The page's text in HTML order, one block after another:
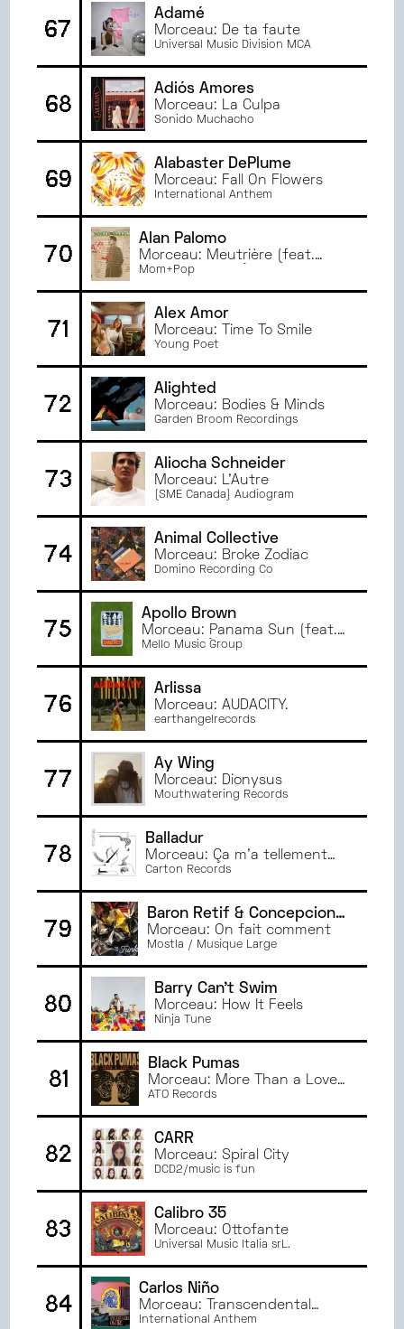
67
Adamé
Morceau: De ta faute
Universal Music Division MCA
68
Adiós Amores
Morceau: La Culpa
Sonido Muchacho
69
Alabaster DePlume
Morceau: Fall On Flowers
International Anthem
70
Alan Palomo
Morceau: Meutrière (feat.
Flore Benguigui)
Mom+Pop
71
Alex Amor
Morceau: Time To Smile
Young Poet
72
Alighted
Morceau: Bodies & Minds
Garden Broom Recordings
73
Aliocha Schneider
Morceau: L'Autre
(SME Canada) Audiogram
74
Animal Collective
Morceau: Broke Zodiac
Domino Recording Co
75
Apollo Brown
Morceau: Panama Sun (feat.
Marv Won)
Mello Music Group
76
Arlissa
Morceau: AUDACITY.
earthangelrecords
77
Ay Wing
Morceau: Dionysus
Mouthwatering Records
78
Balladur
Morceau: Ça m'a tellement
manqué
Carton Records
79
Baron Retif & Concepcion
Perez
Morceau: On fait comment
Mostla / Musique Large
80
Barry Can't Swim
Morceau: How It Feels
Ninja Tune
81
Black Pumas
Morceau: More Than a Love
Song
ATO Records
82
CARR
Morceau: Spiral City
DCD2/music is fun
83
Calibro 35
Morceau: Ottofante
Universal Music Italia srL.
84
Carlos Niño
Morceau: Transcendental
Bounce, Run to it
International Anthem